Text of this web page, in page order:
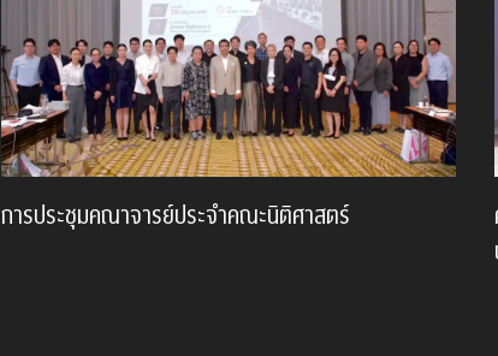
การประชุมคณาจารย์ประจำคณะนิติศาสตร์